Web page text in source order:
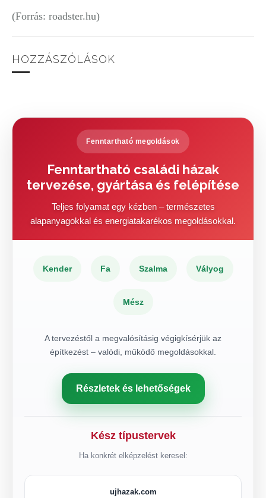
(Forrás: roadster.hu)
HOZZÁSZÓLÁSOK
Fenntartható megoldások
Fenntartható családi házak
tervezése, gyártása és felépítése
Teljes folyamat egy kézben – természetes
alapanyagokkal és energiatakarékos megoldásokkal.
Kender Fa Szalma Vályog
Mész
A tervezéstől a megvalósításig végigkísérjük az
építkezést – valódi, működő megoldásokkal.
Részletek és lehetőségek
Kész típustervek
Ha konkrét elképzelést keresel:
ujhazak.com